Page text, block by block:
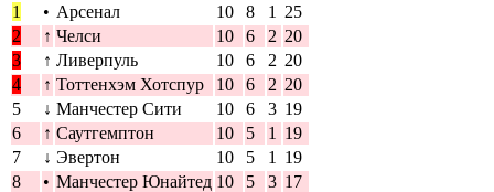
1
• Арсенал 10 8 1
25
2
↑ Челси 10 6 2 20
3
↑ Ливерпуль 10 6 2 20
4
↑ Тоттенхэм Хотспур 10 6 2 20
5
↓ Манчестер Сити 10 6 3 19
6
↑ Саутгемптон 10 5 1
19
7
↓ Эвертон 10 5 1
19
8
• Манчестер Юнайтед 10 5 3 17